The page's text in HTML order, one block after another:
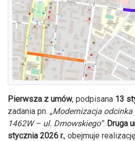
Pierwsza z umów, podpisana 13
zadania pn. „Modernizacja
1462W – ul. Dmowskiego”. Druga
stycznia 2026 r., obejmuje